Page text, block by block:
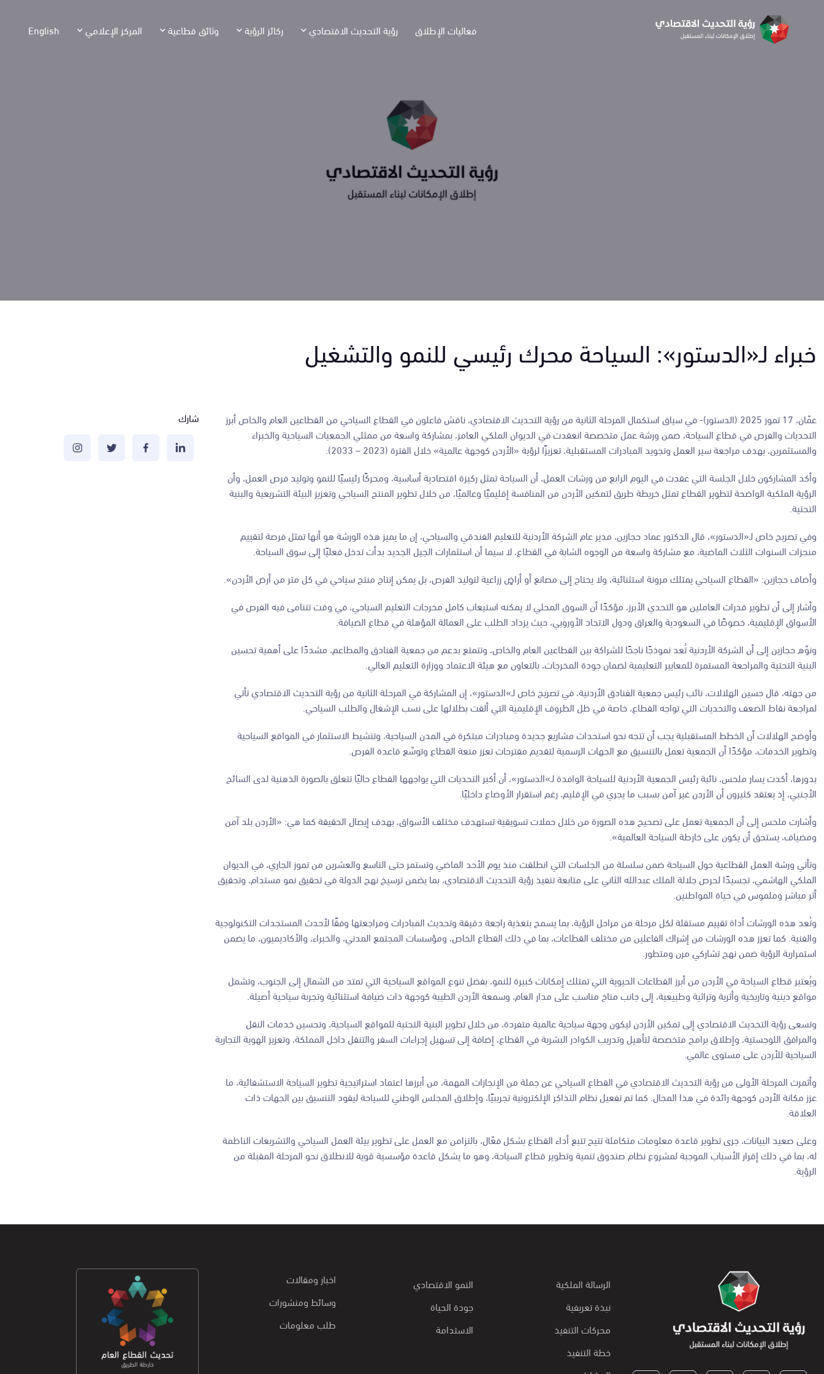
فعاليات الإطلاق رؤية التحديث الاقتصادي ركائز الرؤية وثائق قطاعية المركز الإعلامي English
خبراء لـ«الدستور»: السياحة محرك رئيسي للنمو والتشغيل
عمّان، 17 تموز 2025 (الدستور)- في سياق استكمال المرحلة الثانية من رؤية التحديث الاقتصادي، ناقش فاعلون في القطاع السياحي من القطاعين العام والخاص أبرز
التحديات والفرص في قطاع السياحة، ضمن ورشة عمل متخصصة انعقدت في الديوان الملكي العامر، بمشاركة واسعة من ممثلي الجمعيات السياحية والخبراء
والمستثمرين، بهدف مراجعة سير العمل وتجويد المبادرات المستقبلية، تعزيزًا لرؤية «الأردن كوجهة عالمية» خلال الفترة (2023 – 2033).
وأكد المشاركون خلال الجلسة التي عقدت في اليوم الرابع من ورشات العمل، أن السياحة تمثل ركيزة اقتصادية أساسية، ومحركًا رئيسيًا للنمو وتوليد فرص العمل، وأن
الرؤية الملكية الواضحة لتطوير القطاع تمثل خريطة طريق لتمكين الأردن من المنافسة إقليميًا وعالميًا، من خلال تطوير المنتج السياحي وتعزيز البيئة التشريعية والبنية
التحتية.
وفي تصريح خاص لـ«الدستور»، قال الدكتور عماد حجازين، مدير عام الشركة الأردنية للتعليم الفندقي والسياحي، إن ما يميز هذه الورشة هو أنها تمثل فرصة لتقييم
منجزات السنوات الثلاث الماضية، مع مشاركة واسعة من الوجوه الشابة في القطاع، لا سيما أن استثمارات الجيل الجديد بدأت تدخل فعليًا إلى سوق السياحة.
وأضاف حجازين: «القطاع السياحي يمتلك مرونة استثنائية، ولا يحتاج إلى مصانع أو أراضٍ زراعية لتوليد الفرص، بل يمكن إنتاج منتج سياحي في كل متر من أرض الأردن».
وأشار إلى أن تطوير قدرات العاملين هو التحدي الأبرز، مؤكدًا أن السوق المحلي لا يمكنه استيعاب كامل مخرجات التعليم السياحي، في وقت تتنامى فيه الفرص في
الأسواق الإقليمية، خصوصًا في السعودية والعراق ودول الاتحاد الأوروبي، حيث يزداد الطلب على العمالة المؤهلة في قطاع الضيافة.
ونوّه حجازين إلى أن الشركة الأردنية تُعد نموذجًا ناجحًا للشراكة بين القطاعين العام والخاص، وتتمتع بدعم من جمعية الفنادق والمطاعم، مشددًا على أهمية تحسين
البنية التحتية والمراجعة المستمرة للمعايير التعليمية لضمان جودة المخرجات، بالتعاون مع هيئة الاعتماد ووزارة التعليم العالي.
من جهته، قال حسين الهلالات، نائب رئيس جمعية الفنادق الأردنية، في تصريح خاص لـ»الدستور»، إن المشاركة في المرحلة الثانية من رؤية التحديث الاقتصادي تأتي
لمراجعة نقاط الضعف والتحديات التي تواجه القطاع، خاصة في ظل الظروف الإقليمية التي ألقت بظلالها على نسب الإشغال والطلب السياحي.
وأوضح الهلالات أن الخطط المستقبلية يجب أن تتجه نحو استحداث مشاريع جديدة ومبادرات مبتكرة في المدن السياحية، وتنشيط الاستثمار في المواقع السياحية
وتطوير الخدمات، مؤكدًا أن الجمعية تعمل بالتنسيق مع الجهات الرسمية لتقديم مقترحات تعزز منعة القطاع وتوسّع قاعدة الفرص.
بدورها، أكدت يسار ملحس، نائبة رئيس الجمعية الأردنية للسياحة الوافدة لـ»الدستور»، أن أكبر التحديات التي يواجهها القطاع حاليًا تتعلق بالصورة الذهنية لدى السائح
الأجنبي، إذ يعتقد كثيرون أن الأردن غير آمن بسبب ما يجري في الإقليم، رغم استقرار الأوضاع داخليًا.
وأشارت ملحس إلى أن الجمعية تعمل على تصحيح هذه الصورة من خلال حملات تسويقية تستهدف مختلف الأسواق، بهدف إيصال الحقيقة كما هي: «الأردن بلد آمن
ومضياف، يستحق أن يكون على خارطة السياحة العالمية».
وتأتي ورشة العمل القطاعية حول السياحة ضمن سلسلة من الجلسات التي انطلقت منذ يوم الأحد الماضي وتستمر حتى التاسع والعشرين من تموز الجاري، في الديوان
الملكي الهاشمي، تجسيدًا لحرص جلالة الملك عبدالله الثاني على متابعة تنفيذ رؤية التحديث الاقتصادي، بما يضمن ترسيخ نهج الدولة في تحقيق نمو مستدام، وتحقيق
أثر مباشر وملموس في حياة المواطنين.
وتُعد هذه الورشات أداة تقييم مستقلة لكل مرحلة من مراحل الرؤية، بما يسمح بتغذية راجعة دقيقة وتحديث المبادرات ومراجعتها وفقًا لأحدث المستجدات التكنولوجية
والفنية. كما تعزز هذه الورشات من إشراك الفاعلين من مختلف القطاعات، بما في ذلك القطاع الخاص، ومؤسسات المجتمع المدني، والخبراء، والأكاديميون، ما يضمن
استمرارية الرؤية ضمن نهج تشاركي مرن ومتطور.
ويُعتبر قطاع السياحة في الأردن من أبرز القطاعات الحيوية التي تمتلك إمكانات كبيرة للنمو، بفضل تنوع المواقع السياحية التي تمتد من الشمال إلى الجنوب، وتشمل
مواقع دينية وتاريخية وأثرية وتراثية وطبيعية، إلى جانب مناخ مناسب على مدار العام، وسمعة الأردن الطيبة كوجهة ذات ضيافة استثنائية وتجربة سياحية أصيلة.
وتسعى رؤية التحديث الاقتصادي إلى تمكين الأردن ليكون وجهة سياحية عالمية متفردة، من خلال تطوير البنية التحتية للمواقع السياحية، وتحسين خدمات النقل
والمرافق اللوجستية، وإطلاق برامج متخصصة لتأهيل وتدريب الكوادر البشرية في القطاع، إضافة إلى تسهيل إجراءات السفر والتنقل داخل المملكة، وتعزيز الهوية التجارية
السياحية للأردن على مستوى عالمي.
وأثمرت المرحلة الأولى من رؤية التحديث الاقتصادي في القطاع السياحي عن جملة من الإنجازات المهمة، من أبرزها اعتماد استراتيجية تطوير السياحة الاستشفائية، ما
عزز مكانة الأردن كوجهة رائدة في هذا المجال. كما تم تفعيل نظام التذاكر الإلكترونية تجريبيًا، وإطلاق المجلس الوطني للسياحة ليقود التنسيق بين الجهات ذات
العلاقة.
وعلى صعيد البيانات، جرى تطوير قاعدة معلومات متكاملة تتيح تتبع أداء القطاع بشكل فعّال، بالتزامن مع العمل على تطوير بيئة العمل السياحي والتشريعات الناظمة
له، بما في ذلك إقرار الأسباب الموجبة لمشروع نظام صندوق تنمية وتطوير قطاع السياحة، وهو ما يشكل قاعدة مؤسسية قوية للانطلاق نحو المرحلة المقبلة من
الرؤية.
شارك
الرسالة الملكية
نبذة تعريفية
محركات التنفيذ
خطة التنفيذ
النمو الاقتصادي
جودة الحياة
الاستدامة
اخبار ومقالات
وسائط ومنشورات
طلب معلومات